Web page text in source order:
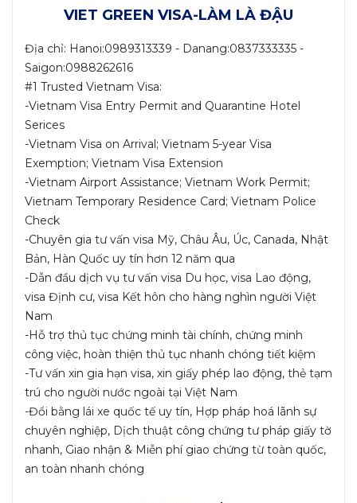
VIET GREEN VISA-LÀM LÀ ĐẬU
Địa chỉ: Hanoi:0989313339 - Danang:0837333335 -
Saigon:0988262616
#1 Trusted Vietnam Visa:
-Vietnam Visa Entry Permit and Quarantine Hotel
Serices
-Vietnam Visa on Arrival; Vietnam 5-year Visa
Exemption; Vietnam Visa Extension
-Vietnam Airport Assistance; Vietnam Work Permit;
Vietnam Temporary Residence Card; Vietnam Police
Check
-Chuyên gia tư vấn visa Mỹ, Châu Âu, Úc, Canada, Nhật
Bản, Hàn Quốc uy tín hơn 12 năm qua
-Dẫn đầu dịch vụ tư vấn visa Du học, visa Lao động,
visa Định cư, visa Kết hôn cho hàng nghìn người Việt
Nam
-Hỗ trợ thủ tục chứng minh tài chính, chứng minh
công việc, hoàn thiện thủ tục nhanh chóng tiết kiệm
-Tư vấn xin gia hạn visa, xin giấy phép lao động, thẻ tạm
trú cho người nước ngoài tại Việt Nam
-Đổi bằng lái xe quốc tế uy tín, Hợp pháp hoá lãnh sự
chuyên nghiệp, Dịch thuật công chứng tư pháp giấy tờ
nhanh, Giao nhận & Miễn phí giao chứng từ toàn quốc,
an toàn nhanh chóng